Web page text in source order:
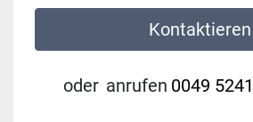
Kontaktieren
oder anrufen 0049